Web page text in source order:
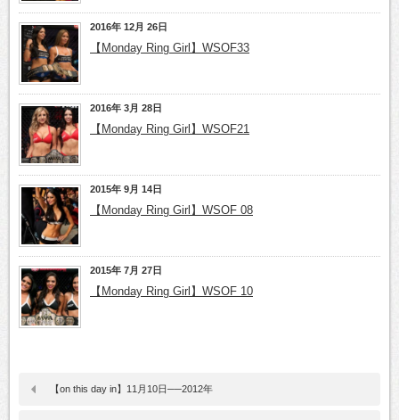
2016年 12月 26日
【Monday Ring Girl】WSOF33
2016年 3月 28日
【Monday Ring Girl】WSOF21
2015年 9月 14日
【Monday Ring Girl】WSOF 08
2015年 7月 27日
【Monday Ring Girl】WSOF 10
【on this day in】11月10日──2012年